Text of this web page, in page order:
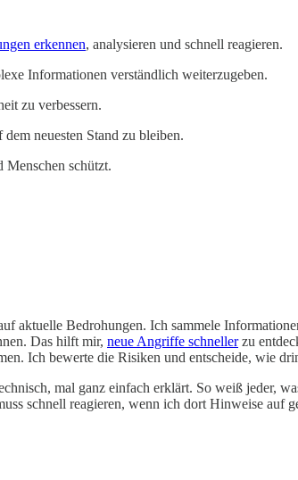
erkennen, analysieren und schnell reagieren.
Informationen verständlich weiterzugeben.
zu verbessern.
neuesten Stand zu bleiben.
schützt.
aktuelle Bedrohungen. Ich sammele
Das hilft mir, neue Angriffe schnellerzu
Ich bewerte die Risiken und entscheide, wie
mal ganz einfach erklärt. So weiß jeder,
schnell reagieren, wenn ich dort Hinweise auf